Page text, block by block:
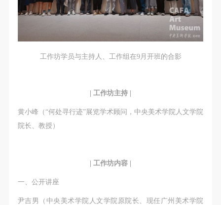
工作坊学员与主持人、工作组在9月开班的合影
| 工作坊主持 |
黄小峰（“何处寻行迹”展览学术顾问，中央美术学院人文学院
院长、教授）
| 工作坊内容 |
一、公开讲座
尹吉男（中央美术学院人文学院原院长、现任广州美术学院